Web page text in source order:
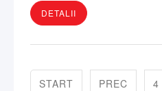
DETALII
START PREC 4